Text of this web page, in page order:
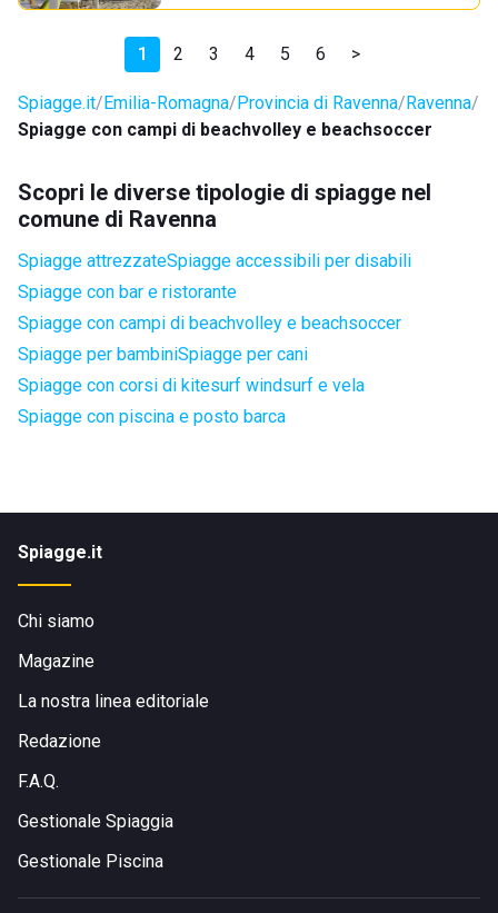
1 2 3 4 5 6 >
Spiagge.it Emilia-Romagna Provincia di Ravenna Ravenna
Spiagge con campi di beachvolley e beachsoccer
Scopri le diverse tipologie di spiagge nel
comune di Ravenna
Spiagge attrezzateSpiagge accessibili per disabili
Spiagge con bar e ristorante
Spiagge con campi di beachvolley e beachsoccer
Spiagge per bambiniSpiagge per cani
Spiagge con corsi di kitesurf windsurf e vela
Spiagge con piscina e posto barca
Spiagge.it
Chi siamo
Magazine
La nostra linea editoriale
Redazione
F.A.Q.
Gestionale Spiaggia
Gestionale Piscina